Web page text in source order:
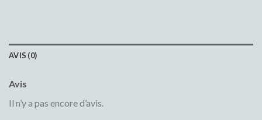
AVIS (0)
Avis
Il n’y a pas encore d’avis.